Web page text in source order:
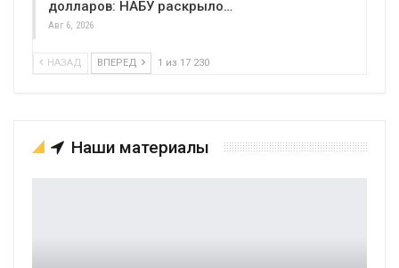
долларов: НАБУ раскрыло…
Авг 6, 2026
НАЗАД ВПЕРЕД 1 из 17 230
Наши материалы